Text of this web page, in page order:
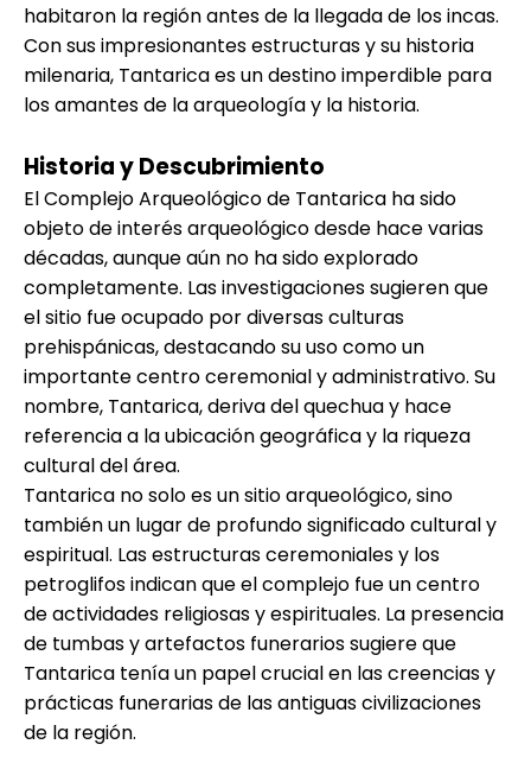
habitaron la región antes de la llegada de los incas.
Con sus impresionantes estructuras y su historia
milenaria, Tantarica es un destino imperdible para
los amantes de la arqueología y la historia.
Historia y Descubrimiento
El Complejo Arqueológico de Tantarica ha sido
objeto de interés arqueológico desde hace varias
décadas, aunque aún no ha sido explorado
completamente. Las investigaciones sugieren que
el sitio fue ocupado por diversas culturas
prehispánicas, destacando su uso como un
importante centro ceremonial y administrativo. Su
nombre, Tantarica, deriva del quechua y hace
referencia a la ubicación geográfica y la riqueza
cultural del área.
Tantarica no solo es un sitio arqueológico, sino
también un lugar de profundo significado cultural y
espiritual. Las estructuras ceremoniales y los
petroglifos indican que el complejo fue un centro
de actividades religiosas y espirituales. La presencia
de tumbas y artefactos funerarios sugiere que
Tantarica tenía un papel crucial en las creencias y
prácticas funerarias de las antiguas civilizaciones
de la región.